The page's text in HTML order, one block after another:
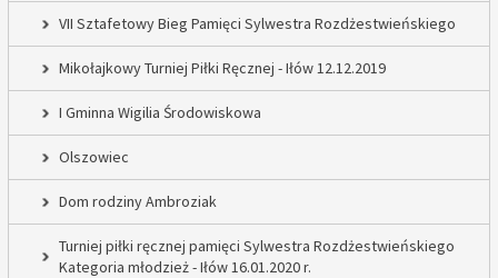
VII Sztafetowy Bieg Pamięci Sylwestra Rozdżestwieńskiego
Mikołajkowy Turniej Piłki Ręcznej - Iłów 12.12.2019
I Gminna Wigilia Środowiskowa
Olszowiec
Dom rodziny Ambroziak
Turniej piłki ręcznej pamięci Sylwestra Rozdżestwieńskiego
Kategoria młodzież - Iłów 16.01.2020 r.